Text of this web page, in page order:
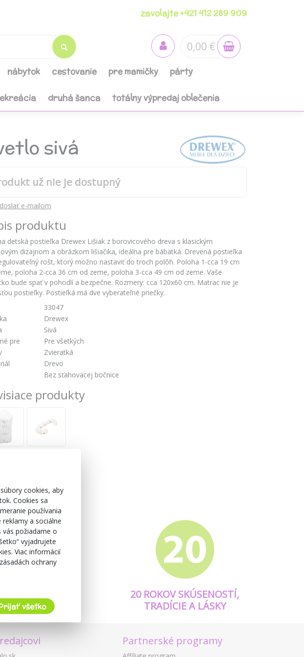
zavolajte +421 412 289 909
0,00 €
nábytok cestovanie pre mamičky párty
druhá šanca totálny výpredaj oblečenia
sivá
už nie je dostupný
e-mailom
produktu
detská postieľka Drewex Lišiak z borovicového dreva s klasickým
dizajnom a obrázkom lišiačika, ideálna pre bábätká. Drevená postieľka
rošt, ktorý možno nastaviť do troch polôh. Poloha 1-cca 19 cm
poloha 2-cca 36 cm od zeme, poloha 3-cca 49 cm od zeme. Vaše
bude spať v pohodlí a bezpečne. Rozmery: cca 120x60 cm. Matrac nie je
postieľky. Postieľká má dve vyberateľné priečky.
33047
Drewex
Sivá
pre
Pre všetkých
Zvieratká
Drevo
Bez sťahovacej bočnice
produkty
A KVALITA
20 ROKOV SKÚSENOSTÍ,
TRADÍCIE A LÁSKY
Partnerské programy
cookies, aby
Cookies sa
používania
a sociálne
požiadame o
vyjadrujete
Viac informácií
ochrany
všetko